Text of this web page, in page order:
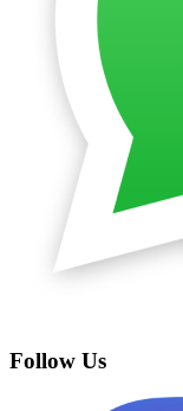
Follow Us